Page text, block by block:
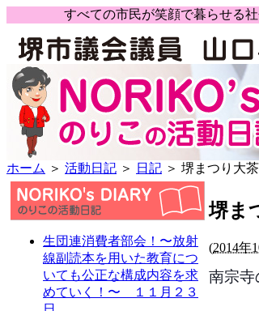
すべての市民が笑顔で暮らせ
ホーム ＞ 活動日記 ＞ 日記 ＞ 堺まつり大
生団連消費者部会！〜放射
線副読本を用いた教育につ
いても公正な構成内容を求
めていく！〜 １１月２３
堺ま
(2014年
南宗寺